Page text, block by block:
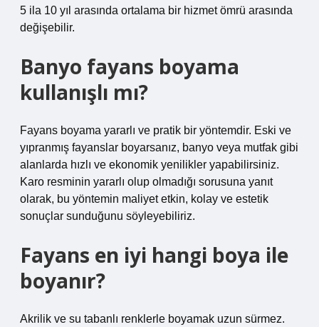
5 ila 10 yıl arasında ortalama bir hizmet ömrü arasında
değişebilir.
Banyo fayans boyama
kullanışlı mı?
Fayans boyama yararlı ve pratik bir yöntemdir. Eski ve
yıpranmış fayanslar boyarsanız, banyo veya mutfak gibi
alanlarda hızlı ve ekonomik yenilikler yapabilirsiniz.
Karo resminin yararlı olup olmadığı sorusuna yanıt
olarak, bu yöntemin maliyet etkin, kolay ve estetik
sonuçlar sunduğunu söyleyebiliriz.
Fayans en iyi hangi boya ile
boyanır?
Akrilik ve su tabanlı renklerle boyamak uzun sürmez.